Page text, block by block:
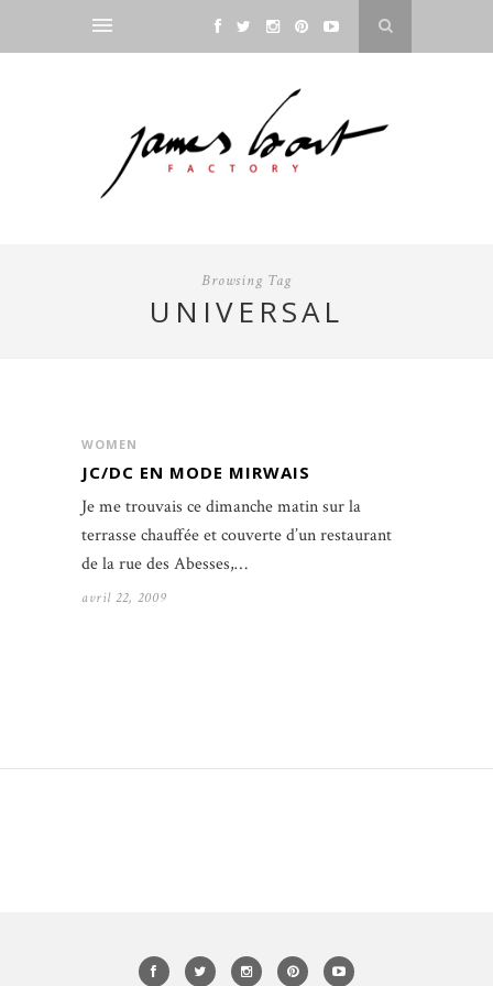
Browsing Tag
UNIVERSAL
WOMEN
JC/DC EN MODE MIRWAIS
Je me trouvais ce dimanche matin sur la
terrasse chauffée et couverte d’un restaurant
de la rue des Abesses,…
avril 22, 2009